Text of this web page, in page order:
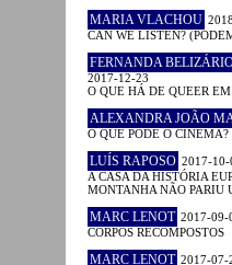
MARIA VLACHOU
CAN WE LISTEN?
FERNANDA
2017-12-23
O QUE HÁ DE QUEER
ALEXANDRA JOÃO
O QUE PODE O CINEMA?
LUÍS RAPOSO 2017-10-
A CASA DA HISTÓRIA
MONTANHA NÃO PARIU
MARC LENOT 2017-09-
CORPOS RECOMPOSTOS
MARC LENOT 2017-07-